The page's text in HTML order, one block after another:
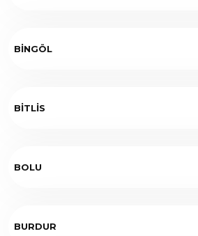
BİNGÖL
BİTLİS
BOLU
BURDUR